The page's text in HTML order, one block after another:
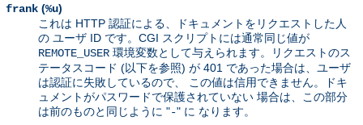
frank (%u)
これは HTTP 認証による、ドキュメントをリクエストした人
の ユーザ ID です。CGI スクリプトには通常同じ値が
REMOTE_USER 環境変数として与えられます。リクエストのス
テータスコード (以下を参照) が 401 であった場合は、ユーザ
は認証に失敗しているので、 この値は信用できません。ドキ
ュメントがパスワードで保護されていない 場合は、この部分
は前のものと同じように "-" に なります。